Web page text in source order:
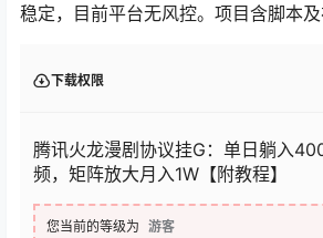
稳定，目前平台无风控。项目含脚本及
下载权限
腾讯火龙漫剧协议挂G：单日躺入
频，矩阵放大月入1W【附教程】
您当前的等级为 游客